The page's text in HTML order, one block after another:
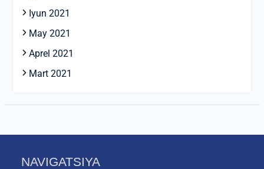
Iyun 2021
May 2021
Aprel 2021
Mart 2021
NAVIGATSIYA